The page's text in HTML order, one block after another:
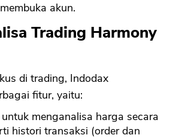
akun.
Trading Harmony
di trading, Indodax
fitur, yaitu:
menganalisa harga secara
histori transaksi (order dan